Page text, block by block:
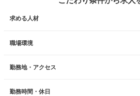
求める人材
職場環境
勤務地・アクセス
勤務時間・休日